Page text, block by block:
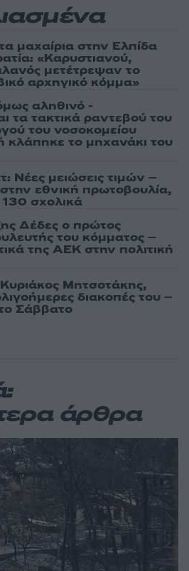
μαχαίρια στην Ελπίδα
«Καρυστιανού,
μετέτρεψαν το
αρχηγικό κόμμα»
αληθινό -
τα τακτικά ραντεβού του
του νοσοκομείου
κλάπηκε το μηχανάκι του
Νέες μειώσεις τιμών –
εθνική πρωτοβουλία,
σχολικά
Δέδες ο πρώτος
του κόμματος –
της ΑΕΚ στην πολιτική
Μητσοτάκης,
διακοπές του –
Σάββατο
άρθρα